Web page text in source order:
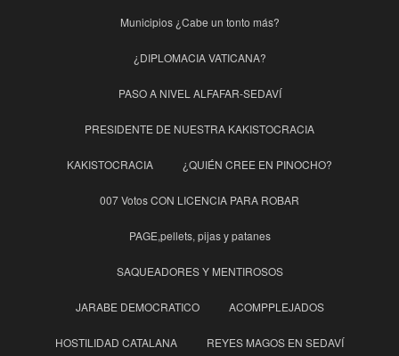
Municipios ¿Cabe un tonto más?
¿DIPLOMACIA VATICANA?
PASO A NIVEL ALFAFAR-SEDAVÍ
PRESIDENTE DE NUESTRA KAKISTOCRACIA
KAKISTOCRACIA ¿QUIÉN CREE EN PINOCHO?
007 Votos CON LICENCIA PARA ROBAR
PAGE,pellets, pijas y patanes
SAQUEADORES Y MENTIROSOS
JARABE DEMOCRATICO ACOMPPLEJADOS
HOSTILIDAD CATALANA REYES MAGOS EN SEDAVÍ